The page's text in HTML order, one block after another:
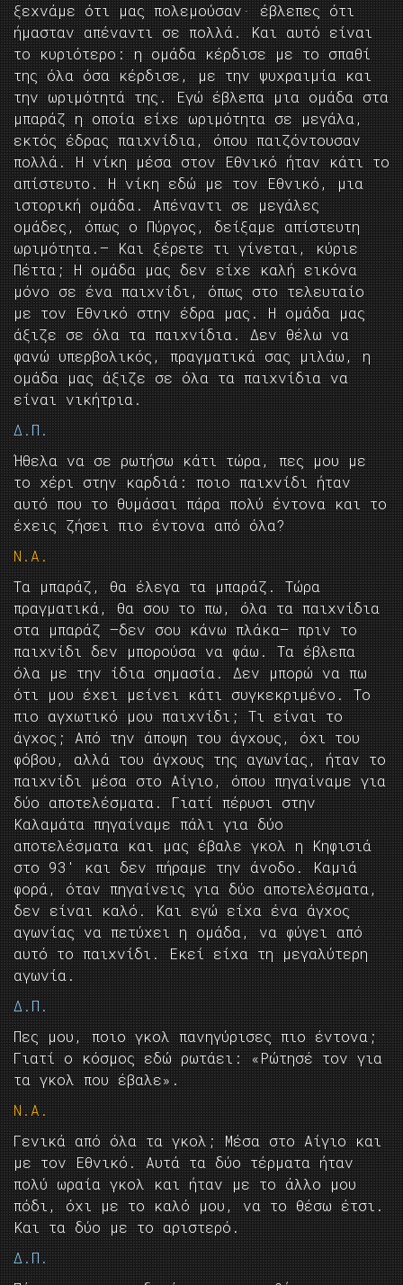
ξεχνάμε ότι μας πολεμούσαν· έβλεπες ότι
ήμασταν απέναντι σε πολλά. Και αυτό είναι
το κυριότερο: η ομάδα κέρδισε με το σπαθί
της όλα όσα κέρδισε, με την ψυχραιμία και
την ωριμότητά της. Εγώ έβλεπα μια ομάδα στα
μπαράζ η οποία είχε ωριμότητα σε μεγάλα,
εκτός έδρας παιχνίδια, όπου παιζόντουσαν
πολλά. Η νίκη μέσα στον Εθνικό ήταν κάτι το
απίστευτο. Η νίκη εδώ με τον Εθνικό, μια
ιστορική ομάδα. Απέναντι σε μεγάλες
ομάδες, όπως ο Πύργος, δείξαμε απίστευτη
ωριμότητα.— Και ξέρετε τι γίνεται, κύριε
Πέττα; Η ομάδα μας δεν είχε καλή εικόνα
μόνο σε ένα παιχνίδι, όπως στο τελευταίο
με τον Εθνικό στην έδρα μας. Η ομάδα μας
άξιζε σε όλα τα παιχνίδια. Δεν θέλω να
φανώ υπερβολικός, πραγματικά σας μιλάω, η
ομάδα μας άξιζε σε όλα τα παιχνίδια να
είναι νικήτρια.
Δ.Π.
Ήθελα να σε ρωτήσω κάτι τώρα, πες μου με
το χέρι στην καρδιά: ποιο παιχνίδι ήταν
αυτό που το θυμάσαι πάρα πολύ έντονα και το
έχεις ζήσει πιο έντονα από όλα?
Ν.Α.
Τα μπαράζ, θα έλεγα τα μπαράζ. Τώρα
πραγματικά, θα σου το πω, όλα τα παιχνίδια
στα μπαράζ —δεν σου κάνω πλάκα— πριν το
παιχνίδι δεν μπορούσα να φάω. Τα έβλεπα
όλα με την ίδια σημασία. Δεν μπορώ να πω
ότι μου έχει μείνει κάτι συγκεκριμένο. Το
πιο αγχωτικό μου παιχνίδι; Τι είναι το
άγχος; Από την άποψη του άγχους, όχι του
φόβου, αλλά του άγχους της αγωνίας, ήταν το
παιχνίδι μέσα στο Αίγιο, όπου πηγαίναμε για
δύο αποτελέσματα. Γιατί πέρυσι στην
Καλαμάτα πηγαίναμε πάλι για δύο
αποτελέσματα και μας έβαλε γκολ η Κηφισιά
στο 93′ και δεν πήραμε την άνοδο. Καμιά
φορά, όταν πηγαίνεις για δύο αποτελέσματα,
δεν είναι καλό. Και εγώ είχα ένα άγχος
αγωνίας να πετύχει η ομάδα, να φύγει από
αυτό το παιχνίδι. Εκεί είχα τη μεγαλύτερη
αγωνία.
Δ.Π.
Πες μου, ποιο γκολ πανηγύρισες πιο έντονα;
Γιατί ο κόσμος εδώ ρωτάει: «Ρώτησέ τον για
τα γκολ που έβαλε».
Ν.Α.
Γενικά από όλα τα γκολ; Μέσα στο Αίγιο και
με τον Εθνικό. Αυτά τα δύο τέρματα ήταν
πολύ ωραία γκολ και ήταν με το άλλο μου
πόδι, όχι με το καλό μου, να το θέσω έτσι.
Και τα δύο με το αριστερό.
Δ.Π.